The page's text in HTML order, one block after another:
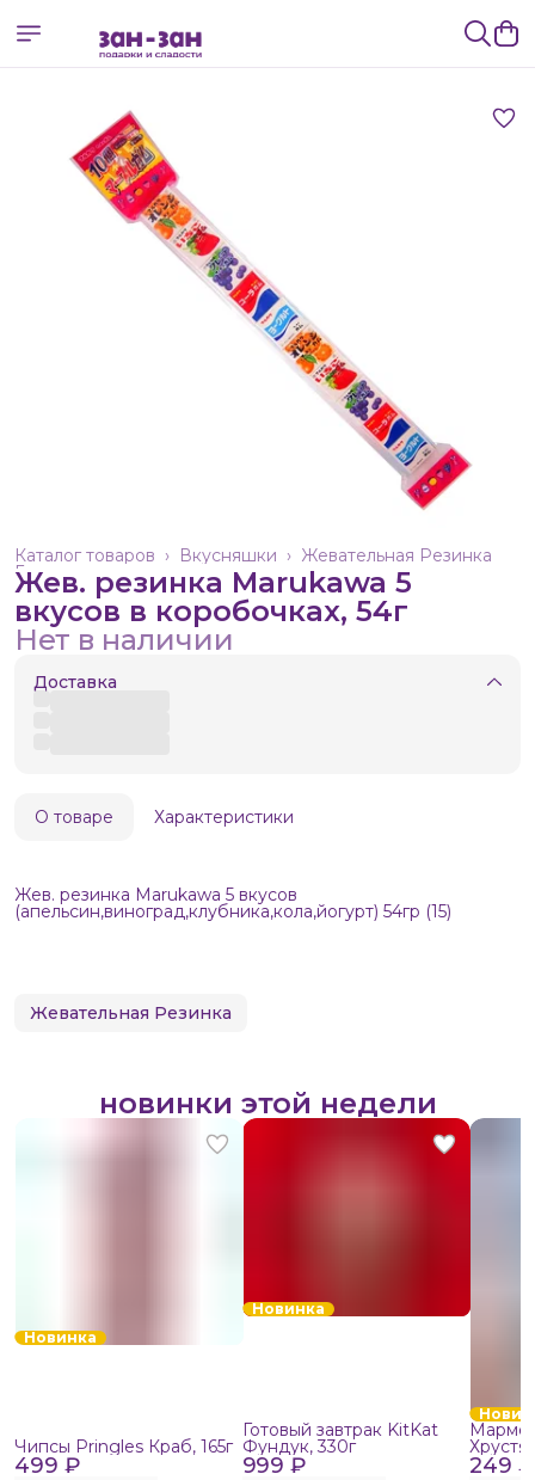
Жевательная Резинка
Вкусняшки ›
Каталог товаров ›
Главная
Жев. резинка Marukawa 5
вкусов в коробочках, 54г
Нет в наличии
Доставка
О товаре Характеристики
Жев. резинка Marukawa 5 вкусов
(апельсин,виноград,клубника,кола,йогурт) 54гр (15)
Жевательная Резинка
новинки этой недели
Новинка
499 ₽
Чипсы Pringles Краб, 165г
Новинка
999 ₽
Готовый завтрак KitKat
Фундук, 330г
249 ₽